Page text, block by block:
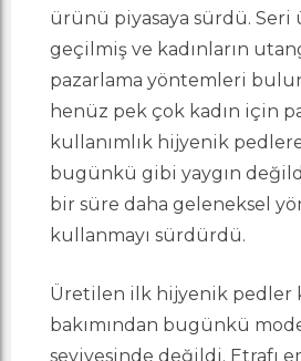
ürünü piyasaya sürdü. Seri
geçilmiş ve kadınların
pazarlama yöntemleri
henüz pek çok kadın için
kullanımlık hijyenik
bugünkü gibi yaygın
bir süre daha geleneksel
kullanmayı sürdürdü.
Üretilen ilk hijyenik pedler
bakımından bugünkü
seviyesinde değildi. Etrafı